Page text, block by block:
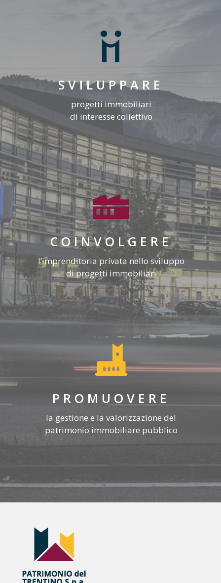
SVILUPPARE
progetti immobiliari
di interesse collettivo
COINVOLGERE
l’imprenditoria privata nello sviluppo
di progetti immobiliari
PROMUOVERE
la gestione e la valorizzazione del
patrimonio immobiliare pubblico